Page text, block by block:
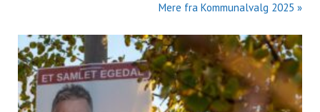
Mere fra Kommunalvalg 2025 »